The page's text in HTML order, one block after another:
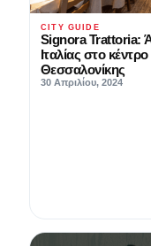
CITY GUIDE
Signora Trattoria:
Ιταλίας στο
Θεσσαλονίκης
30 Απριλίου, 2024